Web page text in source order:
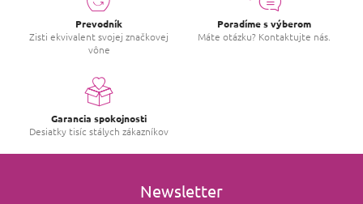
Prevodník
Zisti ekvivalent svojej značkovej
vône
Poradíme s výberom
Máte otázku? Kontaktujte nás.
Garancia spokojnosti
Desiatky tisíc stálych zákazníkov
Newsletter